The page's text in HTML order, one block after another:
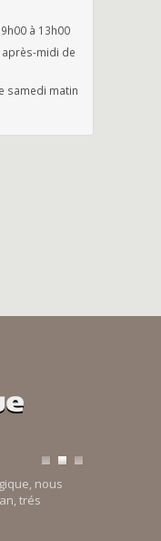
à 13h00
midi de
samedi matin
nous
trés